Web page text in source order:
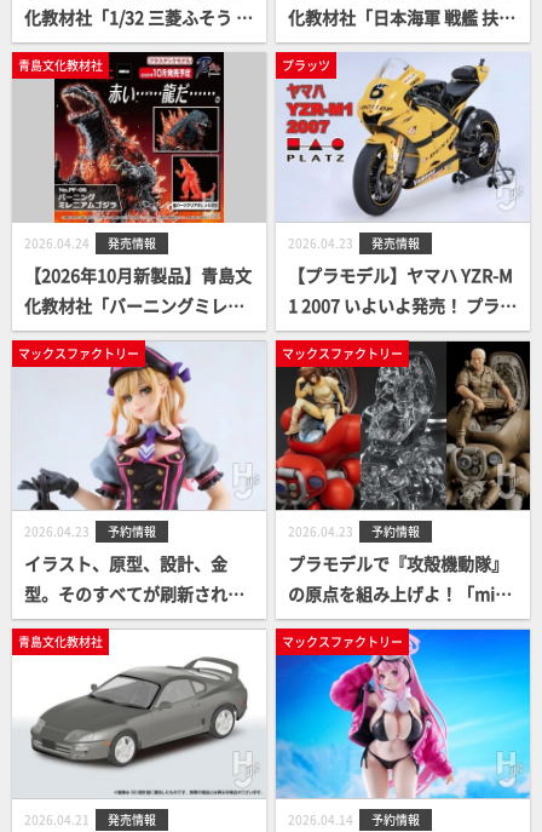
化教材社「1/32 三菱ふそう T
951 後期型 平ボデー」
化教材社「日本海軍 戦艦 扶桑
1944 (金属砲身付き)」
青島文化教材社
2026.04.24 発売情報
【2026年10月新製品】青島文
化教材社「バーニングミレニ
アムゴジラ」
プラッツ
2026.04.23 発売情報
【プラモデル】ヤマハ YZR-M
1 2007 いよいよ発売！ プラッ
ツ/BEEMAX
マックスファクトリー
2026.04.23 予約情報
イラスト、原型、設計、金
型。そのすべてが刷新された
「次世代」のネーネをあなた
の手のひらに！minimum fac
tory100作目を記念してリニ
ューアルされた「ネーネ Ver.
2.0」が予約案内開始！
マックスファクトリー
2026.04.23 予約情報
プラモデルで『攻殻機動隊』
の原点を組み上げよ！「mini
mum factory 草薙素子 with
フチコマ」「minimum facto
ry バトー with フチコマ」
「minimum factory 草薙素
子 with フチコマ 光学迷彩Ve
r.」が遂に一般予約開始！
青島文化教材社
2026.04.21 発売情報
マックスファクトリー
2026.04.14 予約情報